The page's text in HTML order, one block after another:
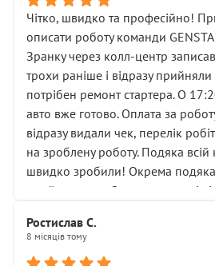
ущільнювачів.
Що прикро — це не перший мій
вас стартер, і тоді сервіс наче
враження. Але згодом знайшов
лобовим склом. Мені пояснили, що
відкручували”, і попросили не
новий власник, не застяг в полі))
Але після нинішнього візиту такі
здаються дрібницями.
Я — клієнт, який працює на довірі,
Хотілося б більше:
• належної уваги до авто
• прозорості в роботах і рахунках
Чітко, швидко та професійно!
описати роботу команди
Зранку через колл-центр
трохи раніше і відразу
потрібен ремонт стартера. О
авто вже готово. Оплата за
відразу видали чек, перелік
на зроблену роботу. Подяка
швидко зробили! Окрема
приймальнику Олександру: всі
звертатися до цього автосервісу.
Ростислав С.
8 місяців тому